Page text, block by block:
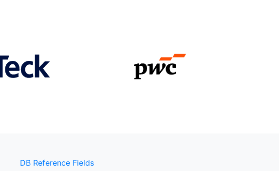
DB Reference Fields